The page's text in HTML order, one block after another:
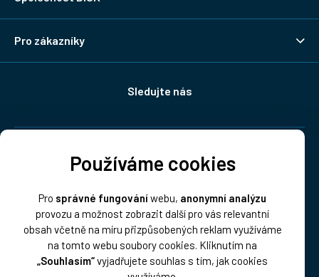
Používáme cookies
Pro správné fungováníwebu, anonymní analýzu
provozu a možnost zobrazit další pro vás relevantní
obsah včetně na míru přizpůsobených reklam využíváme
na tomto webu soubory cookies. Kliknutím na
„Souhlasím“vyjadřujete souhlas s tím, jak cookies
Pro zákazníky
Sledujte nás
Platba: